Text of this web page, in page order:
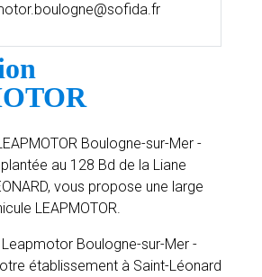
Boulogne-sur-Mer -
au 128 Bd de la Liane
vous propose une large
LEAPMOTOR.
Boulogne-sur-Mer -
établissement à Saint-Léonard